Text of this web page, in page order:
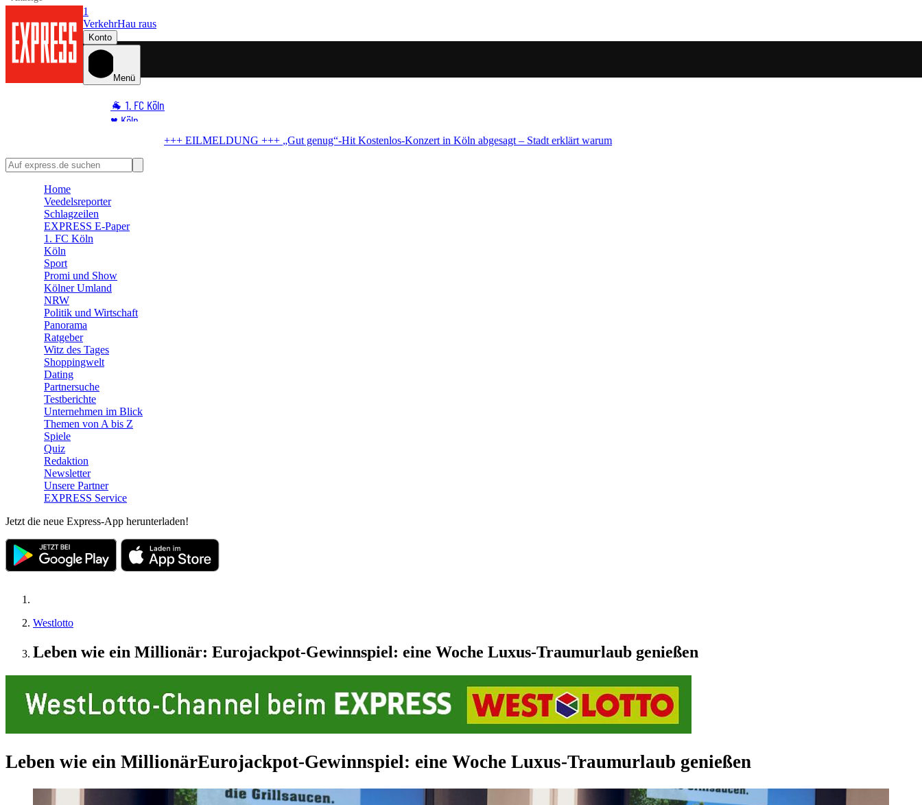
1
VerkehrHau raus
Konto
Menü
🐐 1. FC Köln
♥️ Köln
🏆 Sport
🛒 Shoppingwelt
Kostenlos-Konzert in Köln abgesagt – Stadt erklärt warum
Home
Veedelsreporter
Schlagzeilen
EXPRESS E-Paper
1. FC Köln
Köln
Sport
Promi und Show
Kölner Umland
NRW
Politik und Wirtschaft
Panorama
Ratgeber
Witz des Tages
Shoppingwelt
Dating
Partnersuche
Testberichte
Unternehmen im Blick
Themen von A bis Z
Spiele
Quiz
Redaktion
Newsletter
Unsere Partner
EXPRESS Service
Jetzt die neue Express-App herunterladen!
Westlotto
Leben wie ein Millionär: Eurojackpot-Gewinnspiel: eine Woche Luxus-Traumurlaub genießen
Leben wie ein MillionärEurojackpot-Gewinnspiel: eine Woche Luxus-Traumurlaub genießen